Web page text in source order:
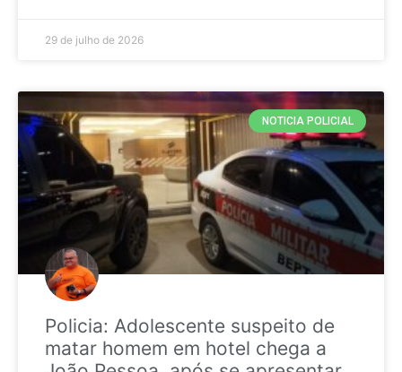
29 de julho de 2026
NOTICIA POLICIAL
Policia: Adolescente suspeito de
matar homem em hotel chega a